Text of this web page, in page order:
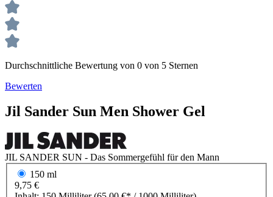
Durchschnittliche Bewertung von 0 von 5 Sternen
Bewerten
Jil Sander Sun Men Shower Gel
JIL SANDER SUN - Das Sommergefühl für den Mann
150 ml
9,75 €